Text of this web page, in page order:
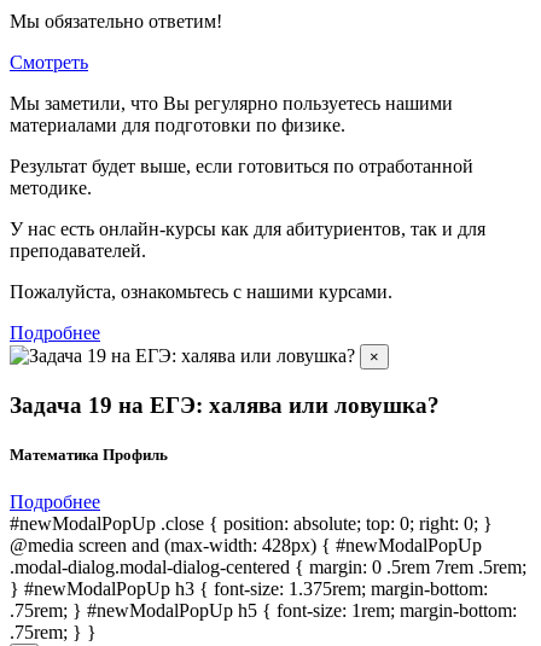
Мы обязательно ответим!
Смотреть
Мы заметили, что Вы регулярно пользуетесь нашими
материалами для подготовки по физике.
Результат будет выше, если готовиться по отработанной
методике.
У нас есть онлайн-курсы как для абитуриентов, так и для
преподавателей.
Пожалуйста, ознакомьтесь с нашими курсами.
Подробнее
×
Задача 19 на ЕГЭ: халява или ловушка?
Математика Профиль
Подробнее
#newModalPopUp .close { position: absolute; top: 0; right: 0; }
@media screen and (max-width: 428px) { #newModalPopUp
.modal-dialog.modal-dialog-centered { margin: 0 .5rem 7rem .5rem;
} #newModalPopUp h3 { font-size: 1.375rem; margin-bottom:
.75rem; } #newModalPopUp h5 { font-size: 1rem; margin-bottom:
.75rem; } }